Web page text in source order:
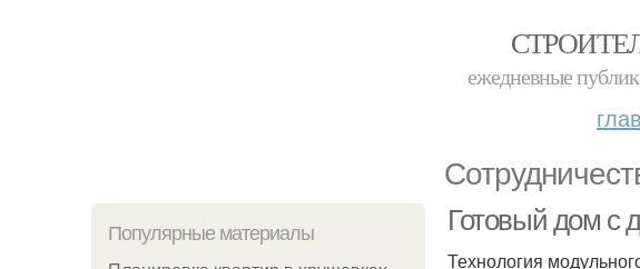
ежедневные
Популярные материалы Готовый дом с
Технология